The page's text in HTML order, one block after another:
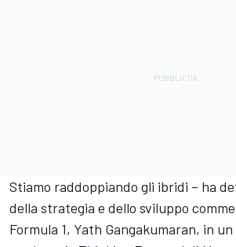
Stiamo raddoppiando gli ibridi – ha
della strategia e dello sviluppo
Formula 1, Yath Gangakumaran, in